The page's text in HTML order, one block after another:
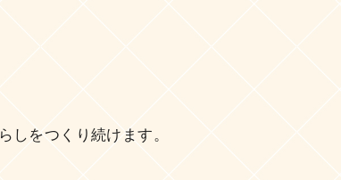
しをつくり続けます。